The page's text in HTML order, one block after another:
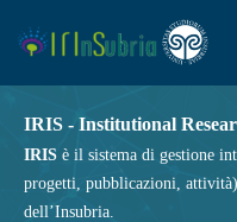
IRIS - Institutional
IRIS è il sistema di gestione
progetti, pubblicazioni,
dell’Insubria.